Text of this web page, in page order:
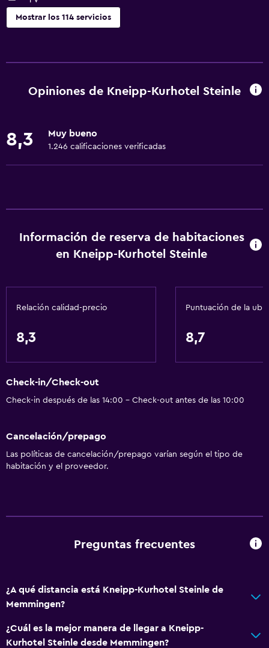
Mostrar los 114 servicios
Bicicletas
Golf
Ping pong
Parque acuático
Patinaje sobre hielo
Snowboard
Tetera eléctrica
Utensilios de cocina
Lavavajillas
Cafetera
Baño
Opiniones de Kneipp-Kurhotel Steinle
8,3 Muy bueno
1.246 calificaciones verificadas
Información de reserva de habitaciones
en Kneipp-Kurhotel Steinle
Relación calidad-precio
8,3
Puntuación de la
8,7
Check-in/Check-out
Check-in después de las 14:00 - Check-out antes de las 10:00
Cancelación/prepago
Las políticas de cancelación/prepago varían según el tipo de
habitación y el proveedor.
Preguntas frecuentes
¿A qué distancia está Kneipp-Kurhotel Steinle de
Memmingen?
¿Cuál es la mejor manera de llegar a Kneipp-
Kurhotel Steinle desde Memmingen?